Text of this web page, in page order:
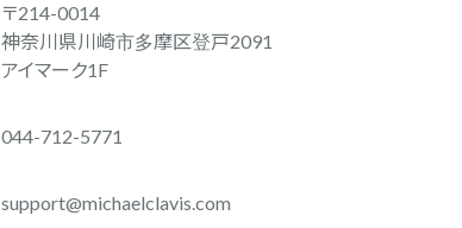
〒214-0014
神奈川県川崎市多摩区登戸2091
アイマーク1F
044-712-5771
support@michaelclavis.com